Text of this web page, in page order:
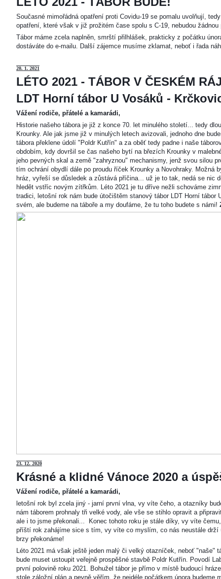
Současné mimořádná opatření proti Covidu-19 se pomalu uvolňují,
opatření, které však v již prožitém čase spolu s C-19, nebudou žádnou
Tábor máme zcela naplněn, smrští přilhlášek, prakticky z počátku
dostáváte do e-mailu. Další zájemce musíme zklamat, neboť i řada
20. 1. 2021
LÉTO 2021 - TÁBOR V ČESKÉM
LDT Horní tábor U Vosáků -
Vážení rodiče, přátelé a kamarádi,
Historie našeho tábora je již z konce 70. let minulého století... tedy
Krounky. Ale jak jsme již v minulých letech avizovali, jednoho dne
tábora překlene údolí "Poldr Kutřín" a za oběť tedy padne i naše
obdobím, kdy dovršil se čas našeho bytí na březích Krounky v
jeho pevných skal a země "zahryznou" mechanismy, jenž svou silou
tím ochrání obydlí dále po proudu říček Krounky a Novohraky. Možná
hráz, vyřeší se důsledek a zůstává příčina... už je to tak, nedá se nic
hledět vstříc novým zítřkům. Léto 2021 je tu dříve nežli schováme
tradici, letošní rok nám bude útočištěm stanový tábor LDT Horní tábor
svém, ale budeme na táboře a my doufáme, že tu toho budete s námi!
23. 12. 2020
Krásné a klidné Vánoce 2020 a
Vážení rodiče, přátelé a kamarádi,
letošní rok byl zcela jiný - jarní první vlna, vy víte čeho, a otazníky
nám táborem prohnaly tři velké vody, ale vše se stihlo opravit a
ale i to jsme překonali... Konec tohoto roku je stále díky, vy víte
příští rok zahájíme sice s tím, vy víte co myslím, co nás neustále
brzy překonáme!
Léto 2021 má však ještě jeden malý či velký otazníček, neboť "naše"
bude muset ustoupit veřejně prospěšné stavbě Poldr Kutřín. Povodí
první polovině roku 2021. Bohužel tábor je přímo v místě budoucí
stole záložní plán a pevně věřím, že nejdéle počátkem února